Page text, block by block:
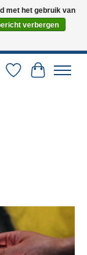
PostNL en DHL.
te maken. 0251-
Verlanglijst
met het gebruik van
verbergen